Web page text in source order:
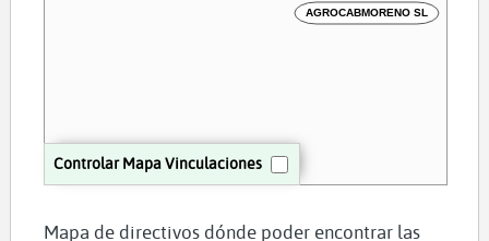
Controlar Mapa Vinculaciones
AGROCABMORENO SL
Mapa de directivos dónde poder encontrar las